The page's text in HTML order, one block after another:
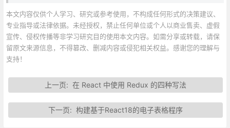
本文内容仅供个人学习、研究或参考使用，不构成任何形式的决策建议、
专业指导或法律依据。未经授权，禁止任何单位或个人以商业售卖、虚假
宣传、侵权传播等非学习研究目的使用本文内容。如需分享或转载，请保
留原文来源信息，不得篡改、删减内容或侵犯相关权益。感谢您的理解与
支持！
上一页: 在 React 中使用 Redux 的四种写法
下一页: 构建基于React18的电子表格程序